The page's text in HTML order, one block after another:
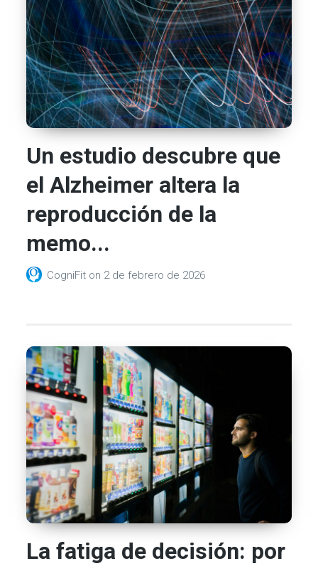
Un estudio descubre que
el Alzheimer altera la
reproducción de la
memo...
CogniFit on 2 de febrero de 2026
La fatiga de decisión: por